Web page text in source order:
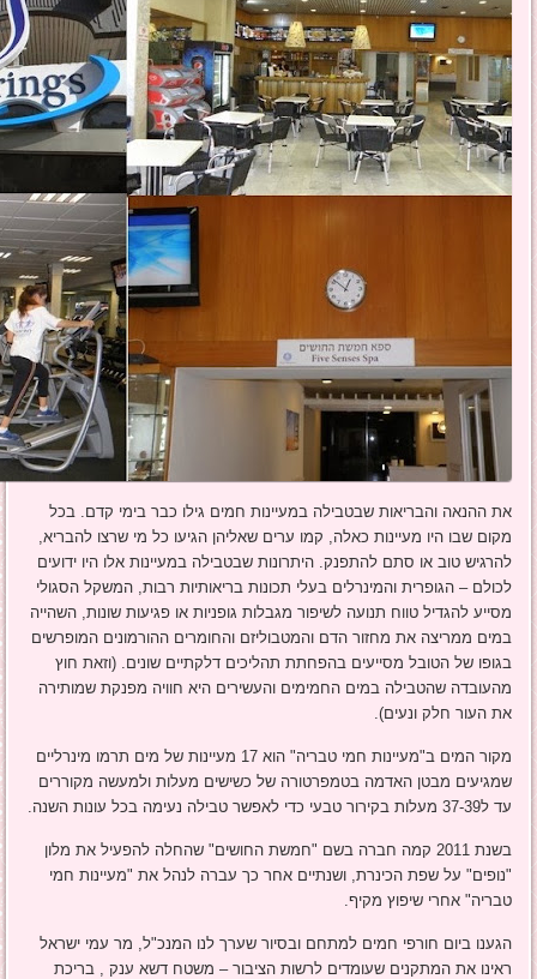
את ההנאה והבריאות שבטבילה במעיינות חמים גילו כבר בימי קדם. בכל
מקום שבו היו מעיינות כאלה, קמו ערים שאליהן הגיעו כל מי שרצו להבריא,
להרגיש טוב או סתם להתפנק. היתרונות שבטבילה במעיינות אלו היו ידועים
לכולם – הגופרית והמינרלים בעלי תכונות בריאותיות רבות, המשקל הסגולי
מסייע להגדיל טווח תנועה לשיפור מגבלות גופניות או פגיעות שונות, השהייה
במים ממריצה את מחזור הדם והמטבוליזם והחומרים ההורמונים המופרשים
בגופו של הטובל מסייעים בהפחתת תהליכים דלקתיים שונים. (וזאת חוץ
מהעובדה שהטבילה במים החמימים והעשירים היא חוויה מפנקת שמותירה
את העור חלק ונעים).
מקור המים ב"מעיינות חמי טבריה" הוא 17 מעיינות של מים תרמו מינרליים
שמגיעים מבטן האדמה בטמפרטורה של כשישים מעלות ולמעשה מקוררים
עד ל37-39 מעלות בקירור טבעי כדי לאפשר טבילה נעימה בכל עונות השנה.
בשנת 2011 קמה חברה בשם "חמשת החושים" שהחלה להפעיל את מלון
"נופים" על שפת הכינרת, ושנתיים אחר כך עברה לנהל את "מעיינות חמי
טבריה" אחרי שיפוץ מקיף.
הגענו ביום חורפי חמים למתחם ובסיור שערך לנו המנכ"ל, מר עמי ישראל
ראינו את המתקנים שעומדים לרשות הציבור – משטח דשא ענק , בריכת